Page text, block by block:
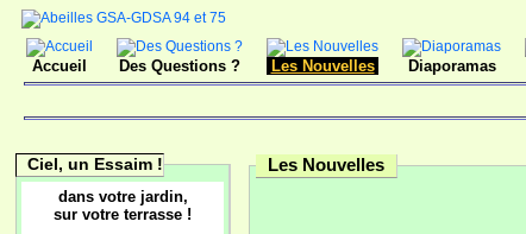
Accueil Des Questions ? Les Nouvelles Diaporamas
Ciel, un Essaim !
dans votre jardin,
sur votre terrasse !
Les Nouvelles